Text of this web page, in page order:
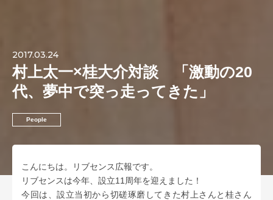
2017.03.24
村上太一×桂大介対談 「激動の20
代、夢中で突っ走ってきた」
People
こんにちは。リブセンス広報です。
リブセンスは今年、設立11周年を迎えました！
今回は、設立当初から切磋琢磨してきた村上さんと桂さん